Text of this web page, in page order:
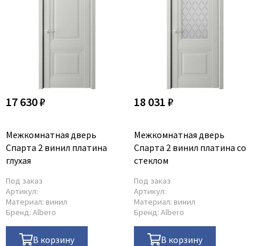
17 630 ₽
Межкомнатная дверь
Спарта 2 винил платина
глухая
Под заказ
Артикул:
Материал: винил
Бренд: Albero
В корзину
18 031 ₽
Межкомнатная дверь
Спарта 2 винил платина со
стеклом
Под заказ
Артикул:
Материал: винил
Бренд: Albero
В корзину